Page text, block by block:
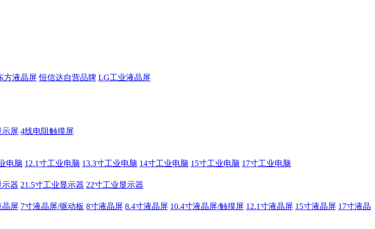
方液晶屏 恒信达自营品牌 LG工业液晶屏
示屏 4线电阻触摸屏
电脑 12.1寸工业电脑 13.3寸工业电脑 14寸工业电脑 15寸工业电脑 17寸工业电脑
示器 21.5寸工业显示器 22寸工业显示器
晶屏 7寸液晶屏/驱动板 8寸液晶屏 8.4寸液晶屏 10.4寸液晶屏/触摸屏 12.1寸液晶屏 15寸液晶屏 17寸液晶